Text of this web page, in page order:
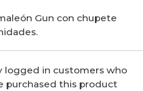
Gun con chupete
logged in customers who
purchased this product